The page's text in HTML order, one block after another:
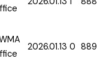
2026.01.13 0 889